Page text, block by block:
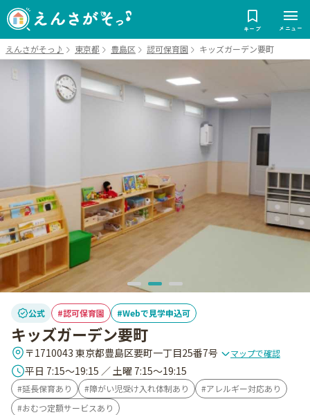
キープ メニュー
えんさがそっ♪ 東京都 豊島区 認可保育園 キッズガーデン要町
公式 認可保育園 Webで見学申込可
キッズガーデン要町
〒1710043 東京都豊島区要町一丁目25番7号 マップで確認
平日 7:15～19:15 ／ 土曜 7:15～19:15
延長保育あり 障がい児受け入れ体制あり
アレルギー対応あり
おむつ定額サービスあり